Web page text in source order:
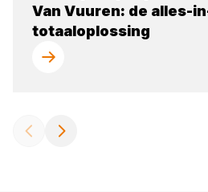
Van Vuuren: de alles-
totaaloplossing